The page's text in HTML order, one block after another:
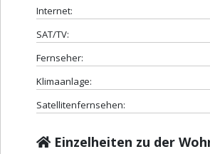
Internet:
SAT/TV:
Fernseher:
Klimaanlage:
Satellitenfernsehen:
Einzelheiten zu der